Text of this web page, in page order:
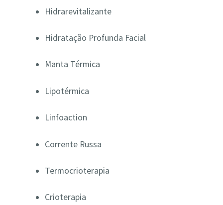
Hidrarevitalizante
Hidratação Profunda Facial
Manta Térmica
Lipotérmica
Linfoaction
Corrente Russa
Termocrioterapia
Crioterapia